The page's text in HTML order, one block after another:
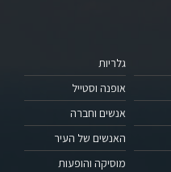
גלריות
אופנה וסטייל
אנשים וחברה
האנשים של העיר
מוסיקה והופעות